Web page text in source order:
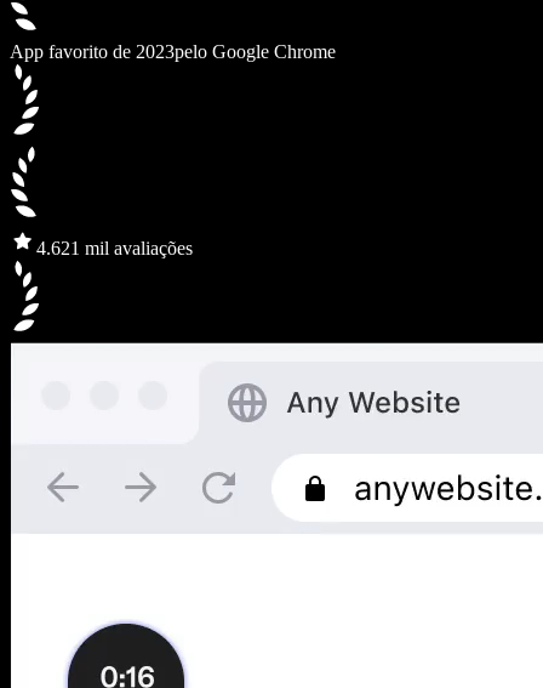
App favorito de 2023pelo Google Chrome
4.621 mil avaliações